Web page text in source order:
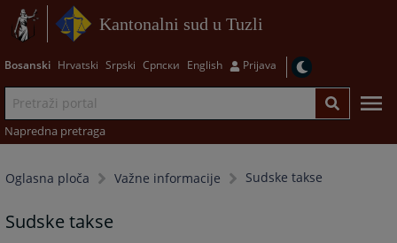
Kantonalni sud u Tuzli
Bosanski Hrvatski Srpski Српски English Prijava
Napredna pretraga
Oglasna ploča Važne informacije Sudske takse
Sudske takse